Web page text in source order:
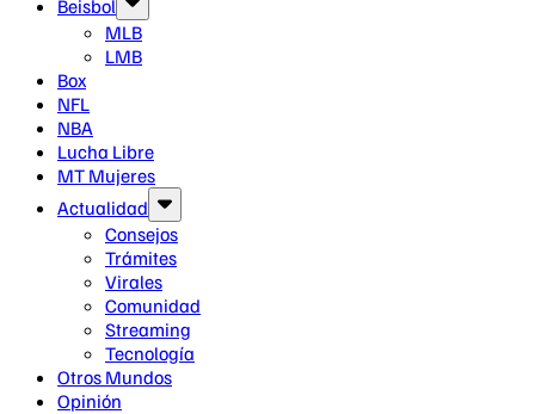
Beisbol
MLB
LMB
Box
NFL
NBA
Lucha Libre
MT Mujeres
Actualidad
Consejos
Trámites
Virales
Comunidad
Streaming
Tecnología
Otros Mundos
Opinión